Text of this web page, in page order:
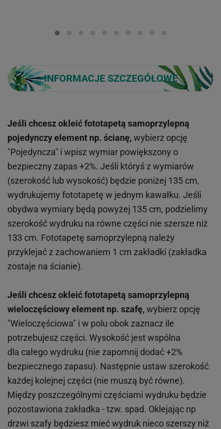
INFORMACJE SZCZEGÓŁOWE
Jeśli chcesz okleić fototapetą samoprzylepną
pojedynczy element np. ścianę,wybierz opcję
"Pojedyncza" i wpisz wymiar powiększony o
bezpieczny zapas +2%. Jeśli któryś z wymiarów
(szerokość lub wysokość) będzie poniżej 135 cm,
wydrukujemy fototapetę w jednym kawałku. Jeśli
obydwa wymiary będą powyżej 135 cm, podzielimy
szerokość wydruku na równe części nie szersze niż
133 cm. Fototapetę samoprzylepną należy
przyklejać z zachowaniem 1 cm zakładki (zakładka
zostaje na ścianie).
Jeśli chcesz okleić fototapetą samoprzylepną
wieloczęściowy element np. szafę,wybierz opcję
"Wieloczęściowa" i w polu obok zaznacz ile
potrzebujesz części. Wysokość jest wspólna
dla całego wydruku (nie zapomnij dodać +2%
bezpiecznego zapasu). Następnie ustaw szerokość
każdej kolejnej części (nie muszą być równe).
Między poszczególnymi częściami wydruku będzie
pozostawiona zakładka - tzw. spad. Oklejając np
drzwi szafy będziesz mieć wydruk nieco szerszy niż